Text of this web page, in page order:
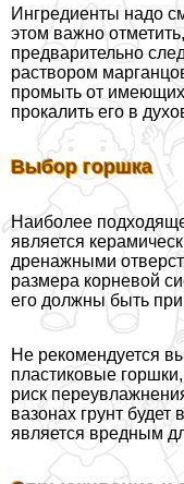
Ингредиенты надо
этом важно
предварительно
раствором
промыть от
прокалить его в
Выбор горшка
Наиболее
является
дренажными
размера корневой
его должны быть
Не рекомендуется
пластиковые горшки,
риск
вазонах грунт
является вредным